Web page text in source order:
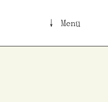
↓ Menü